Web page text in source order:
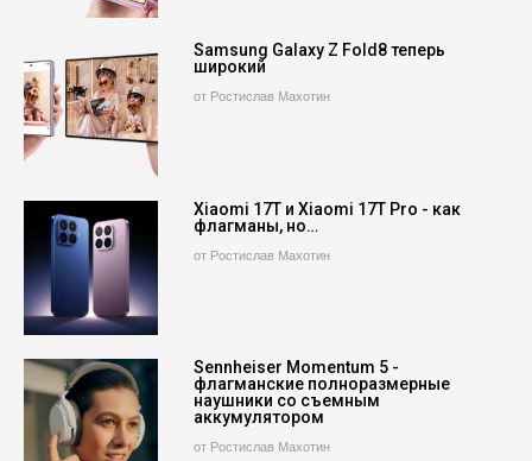
Samsung Galaxy Z Fold8 теперь
широкий
от Ростислав Махотин
Xiaomi 17T и Xiaomi 17T Pro - как
флагманы, но…
от Ростислав Махотин
Sennheiser Momentum 5 -
флагманские полноразмерные
наушники со съемным
аккумулятором
от Ростислав Махотин